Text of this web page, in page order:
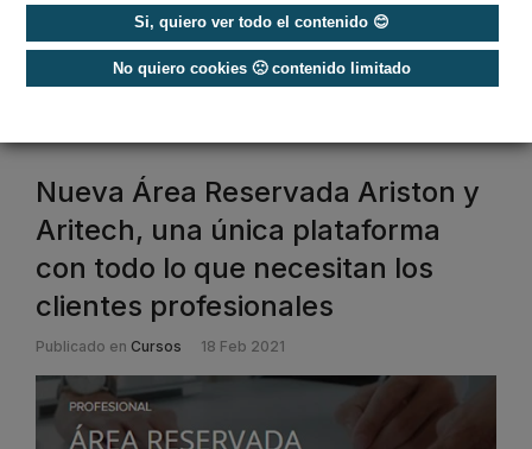
Si, quiero ver todo el contenido 😊
No quiero cookies 🙁 contenido limitado
Etiquetas / ariston
Nueva Área Reservada Ariston y
Aritech, una única plataforma
con todo lo que necesitan los
clientes profesionales
Publicado en Cursos 18 Feb 2021